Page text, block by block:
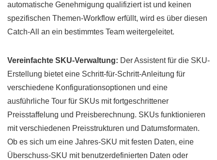
automatische Genehmigung qualifiziert ist und keinen
spezifischen Themen-Workflow erfüllt, wird es über diesen
Catch-All an ein bestimmtes Team weitergeleitet.
Vereinfachte SKU-Verwaltung: Der Assistent für die SKU-
Erstellung bietet eine Schritt-für-Schritt-Anleitung für
verschiedene Konfigurationsoptionen und eine
ausführliche Tour für SKUs mit fortgeschrittener
Preisstaffelung und Preisberechnung. SKUs funktionieren
mit verschiedenen Preisstrukturen und Datumsformaten.
Ob es sich um eine Jahres-SKU mit festen Daten, eine
Überschuss-SKU mit benutzerdefinierten Daten oder